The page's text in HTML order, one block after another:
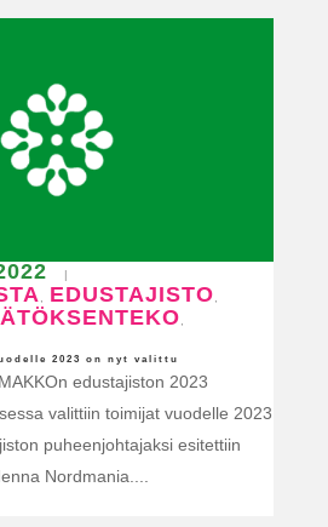
2023 on nyt valittu
|
EDUSTAJISTO
edustajiston 2023
valittiin toimijat vuodelle 2023
puheenjohtajaksi esitettiin
Nordmania....